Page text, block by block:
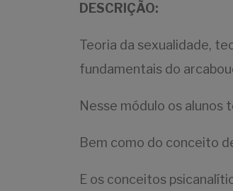
DESCRIÇÃO:
Teoria da sexualidade,
fundamentais do
Nesse módulo os alunos
Bem como do conceito
E os conceitos